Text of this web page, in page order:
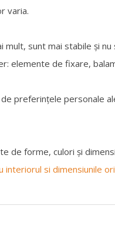
varia.
sunt mai stabile și nu
elemente de fixare,
preferințele personale
de forme, culori și
si dimensiunile